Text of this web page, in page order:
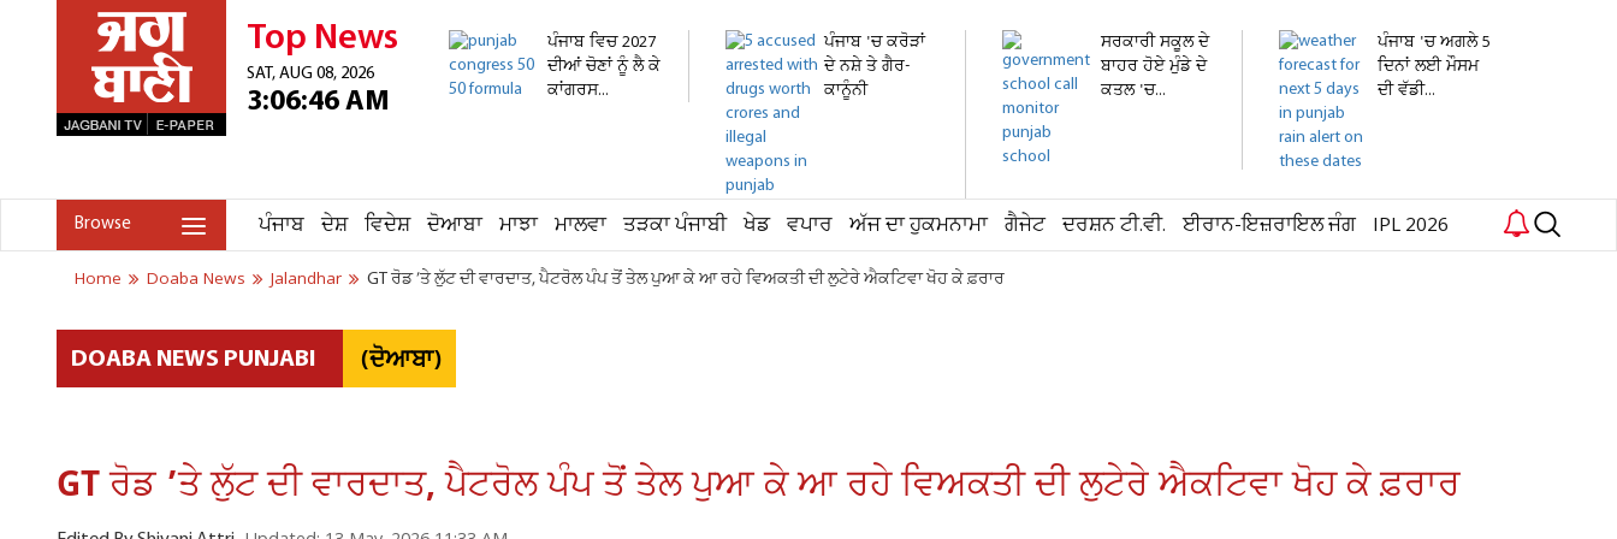
Top News
SAT, AUG 08, 2026
3:06:46 AM
ਪੰਜਾਬ ਵਿਚ 2027
ਦੀਆਂ ਚੋਣਾਂ ਨੂੰ ਲੈ ਕੇ
ਕਾਂਗਰਸ...
ਪੰਜਾਬ 'ਚ ਕਰੋੜਾਂ
ਦੇ ਨਸ਼ੇ ਤੇ ਗੈਰ-
ਕਾਨੂੰਨੀ
ਸਰਕਾਰੀ ਸਕੂਲ ਦੇ
ਬਾਹਰ ਹੋਏ ਮੁੰਡੇ ਦੇ
ਕਤਲ 'ਚ...
ਪੰਜਾਬ 'ਚ ਅਗਲੇ 5
ਦਿਨਾਂ ਲਈ ਮੌਸਮ
ਦੀ ਵੱਡੀ...
Browse ਪੰਜਾਬ ਦੇਸ਼ ਵਿਦੇਸ਼ ਦੋਆਬਾ ਮਾਝਾ ਮਾਲਵਾ ਤੜਕਾ ਪੰਜਾਬੀ ਖੇਡ ਵਪਾਰ ਅੱਜ ਦਾ ਹੁਕਮਨਾਮਾ ਗੈਜੇਟ ਦਰਸ਼ਨ ਟੀ.ਵੀ. ਈਰਾਨ-ਇਜ਼ਰਾਇਲ ਜੰਗ IPL 2026
Home Doaba News Jalandhar GT ਰੋਡ ’ਤੇ ਲੁੱਟ ਦੀ ਵਾਰਦਾਤ, ਪੈਟਰੋਲ ਪੰਪ ਤੋਂ ਤੇਲ ਪੁਆ ਕੇ ਆ ਰਹੇ ਵਿਅਕਤੀ ਦੀ ਲੁਟੇਰੇ ਐਕਟਿਵਾ ਖੋਹ ਕੇ ਫ਼ਰਾਰ
DOABA NEWS PUNJABI (ਦੋਆਬਾ)
GT ਰੋਡ ’ਤੇ ਲੁੱਟ ਦੀ ਵਾਰਦਾਤ, ਪੈਟਰੋਲ ਪੰਪ ਤੋਂ ਤੇਲ ਪੁਆ ਕੇ ਆ ਰਹੇ ਵਿਅਕਤੀ ਦੀ ਲੁਟੇਰੇ ਐਕਟਿਵਾ ਖੋਹ ਕੇ ਫ਼ਰਾਰ